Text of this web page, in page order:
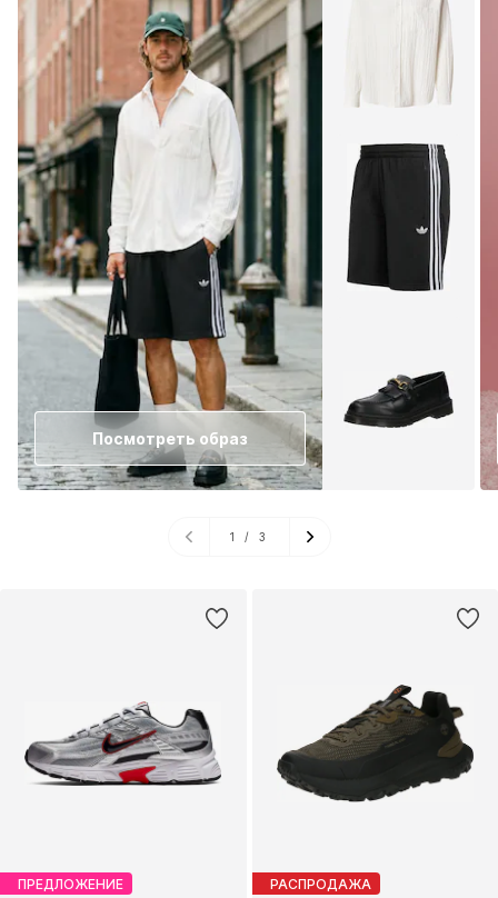
Посмотреть образ
1 / 3
ПРЕДЛОЖЕНИЕ РАСПРОДАЖА